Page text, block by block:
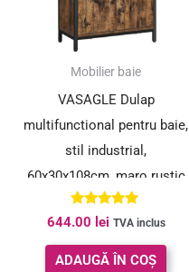
Mobilier baie
VASAGLE Dulap
multifunctional pentru baie,
stil industrial,
60x30x108cm, maro rustic
si negru
Evaluat la
5.00
din 5
644.00 lei TVA inclus
ADAUGĂ ÎN COȘ